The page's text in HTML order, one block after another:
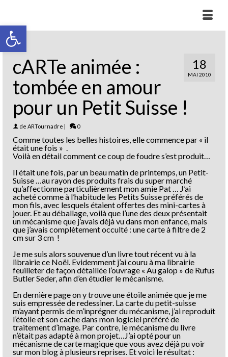
Ouvrir la barre d’outils
18
MAI 2010
cARTe animée :
tombée en amour
pour un Petit Suisse !
de ARTournadre | 0
Comme toutes les belles histoires, elle commence par « il
était une fois » .
Voilà en détail comment ce coup de foudre s’est produit…
Il était une fois, par un beau matin de printemps, un Petit-
Suisse …au rayon des produits frais du super marché
qu’affectionne particulièrement mon amie Pat … J’ai
acheté comme à l’habitude les Petits Suisse préférés de
mon fils, avec lesquels étaient offertes des mini-cartes à
jouer. Et au déballage, voilà que l’une des deux présentait
un mécanisme que j’avais déjà vu dans mon enfance, mais
que j’avais complètement occulté : une carte à filtre de 2
cm sur 3 cm !
Je me suis alors souvenue d’un livre tout récent vu à la
librairie ce Noël. Evidemment j’ai couru à ma librairie
feuilleter de façon détaillée l’ouvrage « Au galop » de Rufus
Butler Seder, afin d’en étudier le mécanisme.
En dernière page on y trouve une étoile animée que je me
suis empressée de redessiner. La carte du petit-suisse
m’ayant permis de m’inprégner du mécanisme, j’ai reproduit
l’étoile et son cache dans mon logiciel préféré de
traitement d’image. Par contre, le mécanisme du livre
n’était pas adapté à mon projet…J’ai opté pour un
mécanisme de carte magique que vous avez déjà pu voir
sur mon blog à plusieurs reprises. Et voici le résultat :